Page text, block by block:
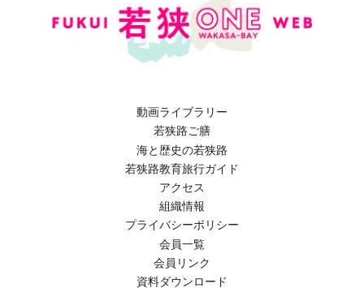
動画ライブラリー
若狭路ご膳
海と歴史の若狭路
若狭路教育旅行ガイド
アクセス
組織情報
プライバシーポリシー
会員一覧
会員リンク
資料ダウンロード